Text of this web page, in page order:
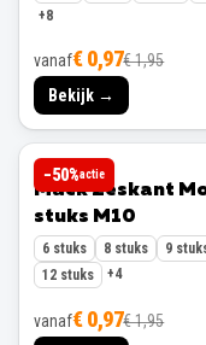
+8
vanaf€ 0,97€ 1,95
Bekijk →
−50%actie
MACK
Mack Zeskant
stuks M10
6 stuks 8 stuks
9
12 stuks
+4
vanaf€ 0,97€ 1,95